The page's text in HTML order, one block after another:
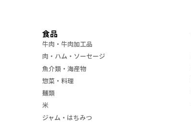
食品
牛肉・牛肉加工品
肉・ハム・ソーセージ
魚介類・海産物
惣菜・料理
麺類
米
ジャム・はちみつ